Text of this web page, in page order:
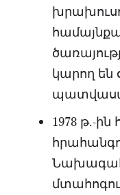
կարող են
1978 թ.-